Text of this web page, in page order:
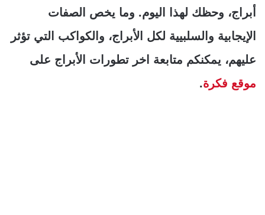
أبراج، وحظك لهذا اليوم. وما يخص الصفات
الإيجابية والسلبيية لكل الأبراج، والكواكب التي تؤثر
عليهم، يمكنكم متابعة اخر تطورات الأبراج على
موقع فكرة.